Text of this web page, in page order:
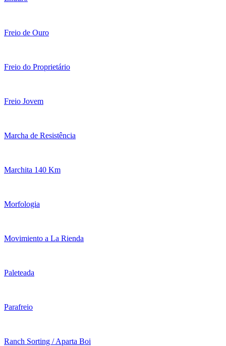
Freio de Ouro
Freio do Proprietário
Freio Jovem
Marcha de Resistência
Marchita 140 Km
Morfologia
Movimiento a La Rienda
Paleteada
Parafreio
Ranch Sorting / Aparta Boi